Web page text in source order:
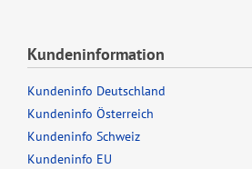
Kundeninformation
Kundeninfo Deutschland
Kundeninfo Österreich
Kundeninfo Schweiz
Kundeninfo EU